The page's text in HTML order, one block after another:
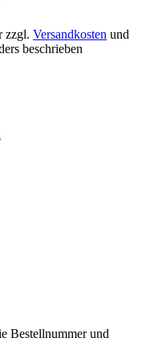
zzgl. Versandkosten und
beschrieben
Bestellnummer und